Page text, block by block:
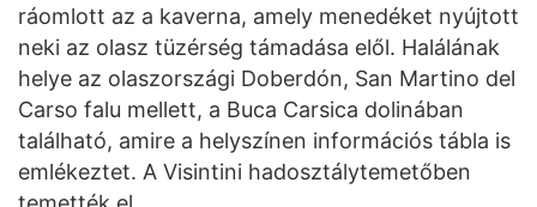
ráomlott az a kaverna, amely menedéket nyújtott
neki az olasz tüzérség támadása elől. Halálának
helye az olaszországi Doberdón, San Martino del
Carso falu mellett, a Buca Carsica dolinában
található, amire a helyszínen információs tábla is
emlékeztet. A Visintini hadosztálytemetőben